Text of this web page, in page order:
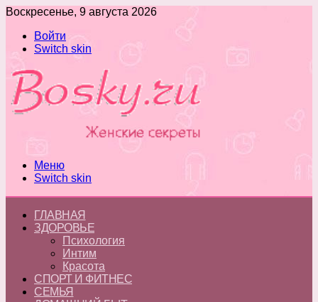
Воскресенье, 9 августа 2026
Войти
Switch skin
Меню
Switch skin
ГЛАВНАЯ
ЗДОРОВЬЕ
Психология
Интим
Красота
СПОРТ И ФИТНЕС
СЕМЬЯ